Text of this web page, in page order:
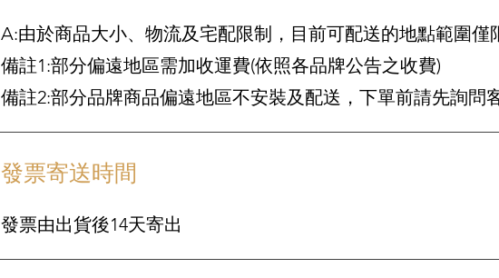
A:由於商品大小、物流及宅配限制，目前可配送的地點範圍僅
備註1:部分偏遠地區需加收運費(依照各品牌公告之收費)
備註2:部分品牌商品偏遠地區不安裝及配送，下單前請先詢問
發票寄送時間
發票由出貨後14天寄出